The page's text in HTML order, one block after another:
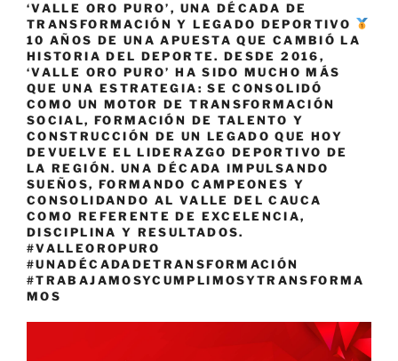
‘VALLE ORO PURO’, UNA DÉCADA DE
TRANSFORMACIÓN Y LEGADO DEPORTIVO
10 AÑOS DE UNA APUESTA QUE CAMBIÓ LA
HISTORIA DEL DEPORTE. DESDE 2016,
‘VALLE ORO PURO’ HA SIDO MUCHO MÁS
QUE UNA ESTRATEGIA: SE CONSOLIDÓ
COMO UN MOTOR DE TRANSFORMACIÓN
SOCIAL, FORMACIÓN DE TALENTO Y
CONSTRUCCIÓN DE UN LEGADO QUE HOY
DEVUELVE EL LIDERAZGO DEPORTIVO DE
LA REGIÓN. UNA DÉCADA IMPULSANDO
SUEÑOS, FORMANDO CAMPEONES Y
CONSOLIDANDO AL VALLE DEL CAUCA
COMO REFERENTE DE EXCELENCIA,
DISCIPLINA Y RESULTADOS.
#VALLEOROPURO
#UNADÉCADADETRANSFORMACIÓN
#TRABAJAMOSYCUMPLIMOSYTRANSFORMA
MOS